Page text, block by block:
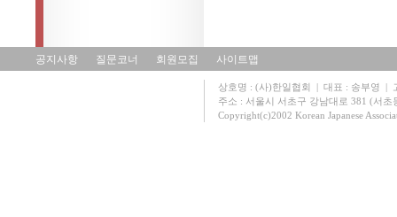
공지사항 질문코너 회원모집 사이트맵
상호명 : (사)한일협회 | 대표 : 송부영 |
주소 : 서울시 서초구 강남대로 381 (서
Copyright(c)2002 Korean Japanese